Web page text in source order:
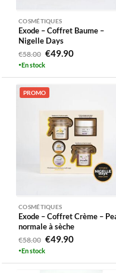
COSMÉTIQUES
Exode – Coffret Baume –
Nigelle Days
€58.00 Le
prix
initial
était :
€58.00.
€49.90Le
actuel
€49.90.
En stock
PROMO
COSMÉTIQUES
Exode – Coffret Crème –
normale à sèche
€58.00 Le
prix
initial
€49.90Le
actuel
En stock